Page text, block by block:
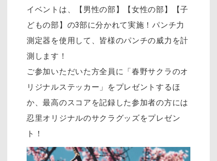
イベントは、【男性の部】【女性の部】【子
どもの部】の3部に分かれて実施！パンチ力
測定器を使用して、皆様のパンチの威力を計
測します！
ご参加いただいた方全員に「春野サクラのオ
リジナルステッカー」をプレゼントするほ
か、最高のスコアを記録した参加者の方には
忍里オリジナルのサクラグッズをプレゼン
ト！